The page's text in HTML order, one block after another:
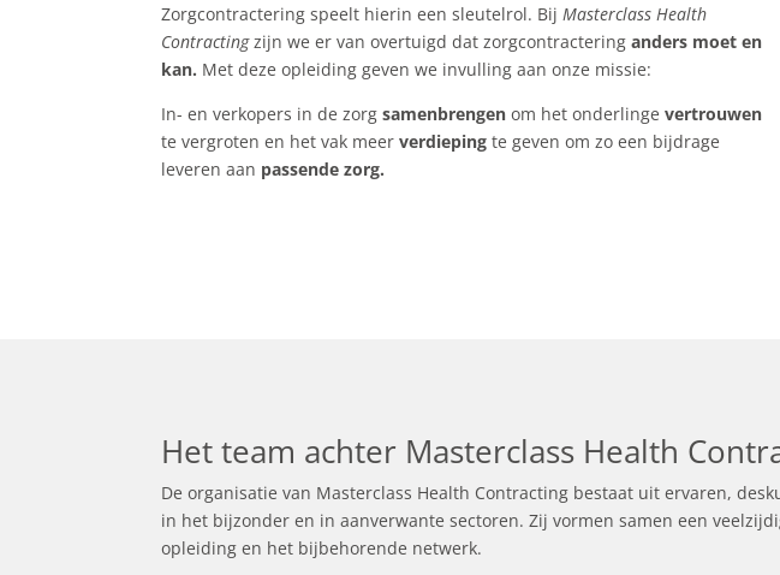
Zorgcontractering speelt hierin een sleutelrol. BijMasterclass Health
Contractingzijn we er van overtuigd dat zorgcontracteringanders moet en
kan. Met deze opleiding geven we invulling aan onze missie:
In- en verkopers in de zorgsamenbrengen om het onderlingevertrouwen
te vergroten en het vak meerverdieping te geven om zo een bijdrage
leveren aan passende zorg.
Het team achter Masterclass Health
De organisatie van Masterclass Health Contracting bestaat uit ervaren,
in het bijzonder en in aanverwante sectoren. Zij vormen samen een
opleiding en het bijbehorende netwerk.